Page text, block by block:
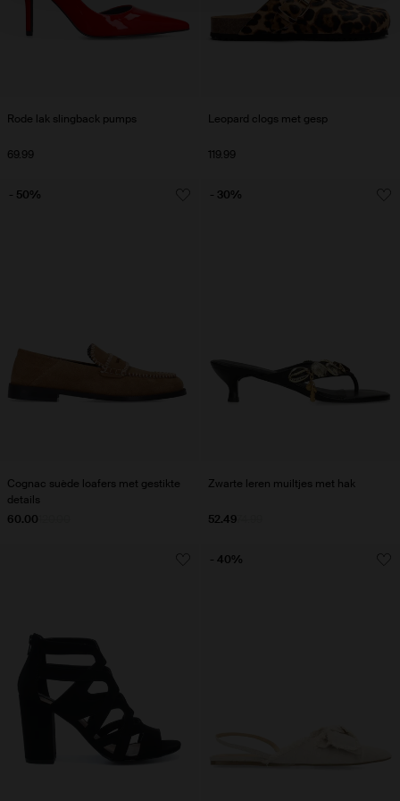
Rode lak slingback pumps
69.99
Leopard clogs met gesp
119.99
Cognac suède loafers met gestikte
details
60.00
- 50%
Zwarte leren muiltjes met hak
52.49
- 30%
- 40%